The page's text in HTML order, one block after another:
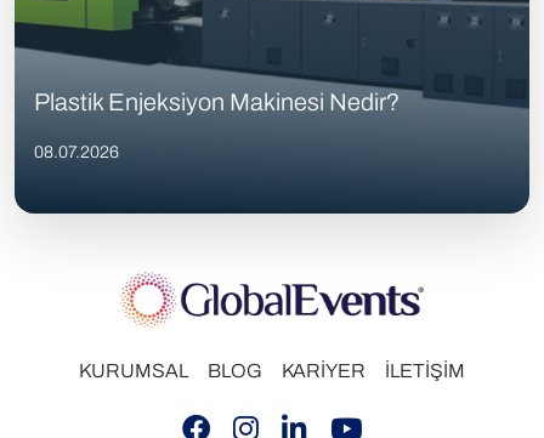
Plastik Enjeksiyon Makinesi Nedir?
08.07.2026
KURUMSAL BLOG KARİYER İLETİŞİM